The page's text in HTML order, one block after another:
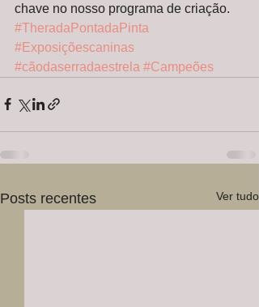
chave no nosso programa de criação.
#TheradaPontadaPinta
#Exposiçõescaninas
#cãodaserradaestrela #Campeões
Posts recentes Ver tudo